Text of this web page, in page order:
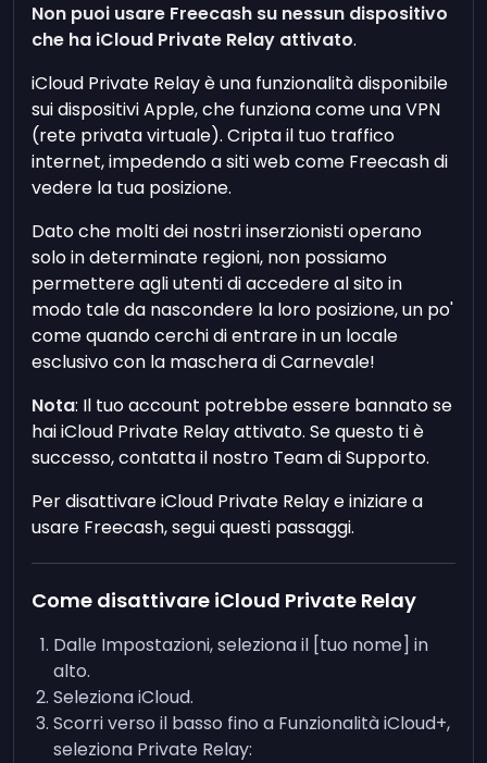
Non puoi usare Freecash su nessun dispositivo
che ha iCloud Private Relay attivato.
iCloud Private Relay è una funzionalità disponibile
sui dispositivi Apple, che funziona come una VPN
(rete privata virtuale). Cripta il tuo traffico
internet, impedendo a siti web come Freecash di
vedere la tua posizione.
Dato che molti dei nostri inserzionisti operano
solo in determinate regioni, non possiamo
permettere agli utenti di accedere al sito in
modo tale da nascondere la loro posizione, un po'
come quando cerchi di entrare in un locale
esclusivo con la maschera di Carnevale!
Nota: Il tuo account potrebbe essere bannato se
hai iCloud Private Relay attivato. Se questo ti è
successo, contatta il nostro Team di Supporto.
Per disattivare iCloud Private Relay e iniziare a
usare Freecash, segui questi passaggi.
Come disattivare iCloud Private Relay
Dalle Impostazioni, seleziona il [tuo nome] in
alto.
Seleziona iCloud.
Scorri verso il basso fino a Funzionalità iCloud+,
seleziona Private Relay: